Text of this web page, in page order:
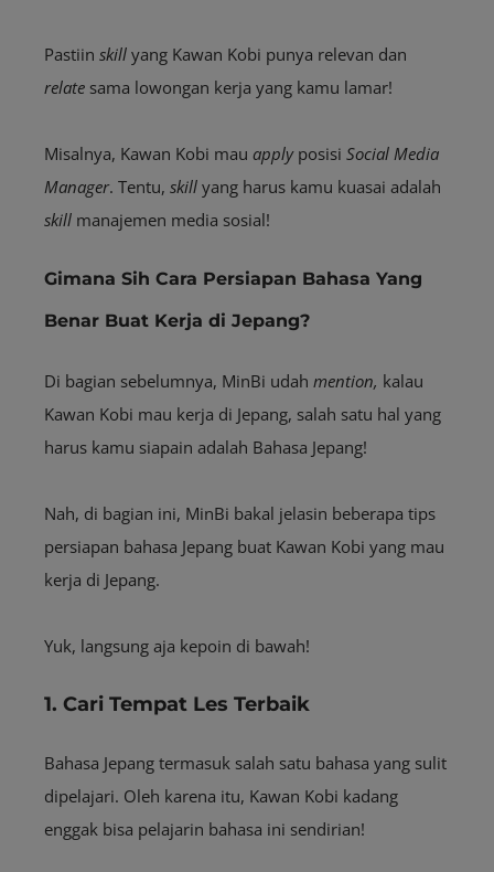
Pastiin skill yang Kawan Kobi punya relevan dan
relate sama lowongan kerja yang kamu lamar!
Misalnya, Kawan Kobi mau applyposisi Social Media
Manager. Tentu, skill yang harus kamu kuasai adalah
skill manajemen media sosial!
Gimana Sih Cara Persiapan Bahasa Yang
Benar Buat Kerja di Jepang?
Di bagian sebelumnya, MinBi udah mention, kalau
Kawan Kobi mau kerja di Jepang, salah satu hal yang
harus kamu siapain adalah Bahasa Jepang!
Nah, di bagian ini, MinBi bakal jelasin beberapa tips
persiapan bahasa Jepang buat Kawan Kobi yang mau
kerja di Jepang.
Yuk, langsung aja kepoin di bawah!
1. Cari Tempat Les Terbaik
Bahasa Jepang termasuk salah satu bahasa yang sulit
dipelajari. Oleh karena itu, Kawan Kobi kadang
enggak bisa pelajarin bahasa ini sendirian!